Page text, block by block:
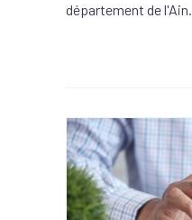
département de l'Ain.